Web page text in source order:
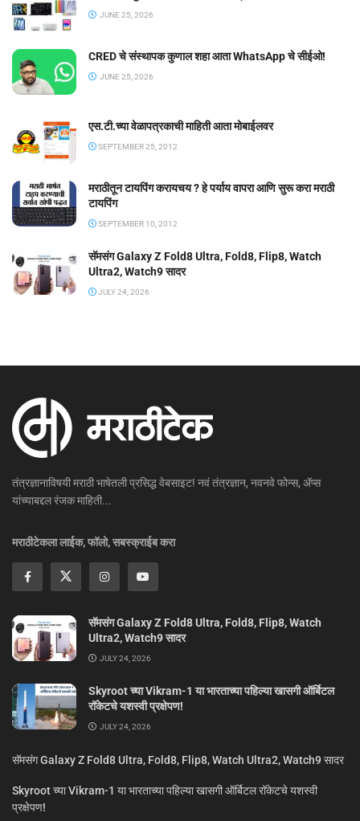
JUNE 25, 2026
CRED चे संस्थापक कुणाल शहा आता WhatsApp चे सीईओ!
JUNE 25, 2026
एस.टी.च्या वेळापत्रकाची माहिती आता मोबाईलवर
SEPTEMBER 25, 2012
मराठीतून टायपिंग करायचय ? हे पर्याय वापरा आणि सुरू करा मराठी
टायपिंग
SEPTEMBER 10, 2012
सॅमसंग Galaxy Z Fold8 Ultra, Fold8, Flip8, Watch
Ultra2, Watch9 सादर
JULY 24, 2026
तंत्रज्ञानाविषयी मराठी भाषेतली प्रसिद्ध वेबसाइट! नवं तंत्रज्ञान, नवनवे फोन्स, ॲप्स
यांच्याबद्दल रंजक माहिती...
मराठीटेकला लाईक, फॉलो, सबस्क्राईब करा
सॅमसंग Galaxy Z Fold8 Ultra, Fold8, Flip8, Watch
Ultra2, Watch9 सादर
JULY 24, 2026
Skyroot च्या Vikram-1 या भारताच्या पहिल्या खासगी ऑर्बिटल
रॉकेटचे यशस्वी प्रक्षेपण!
JULY 24, 2026
सॅमसंग Galaxy Z Fold8 Ultra, Fold8, Flip8, Watch Ultra2, Watch9 सादर
Skyroot च्या Vikram-1 या भारताच्या पहिल्या खासगी ऑर्बिटल रॉकेटचे यशस्वी
प्रक्षेपण!